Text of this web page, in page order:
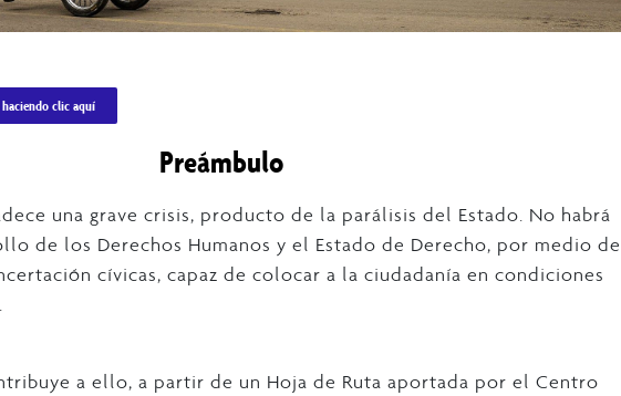
haciendo clic aquí
Preámbulo
una grave crisis, producto de la parálisis del Estado. No habrá
de los Derechos Humanos y el Estado de Derecho, por medio de
cívicas, capaz de colocar a la ciudadanía en condiciones
a ello, a partir de un Hoja de Ruta aportada por el Centro